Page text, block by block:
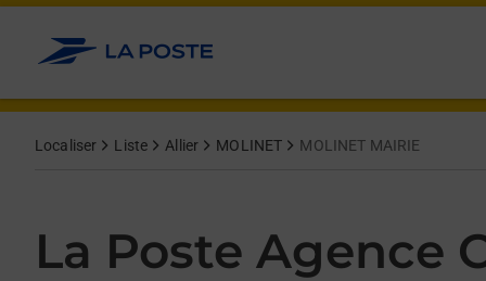
Allez au contenu
Localiser Liste Allier MOLINET MOLINET MAIRIE
La Poste Agence
Day of the WeekHours
Get directions to La Poste Agence Communale at PLACE
lien s'ouvre dans un nouvel onglet